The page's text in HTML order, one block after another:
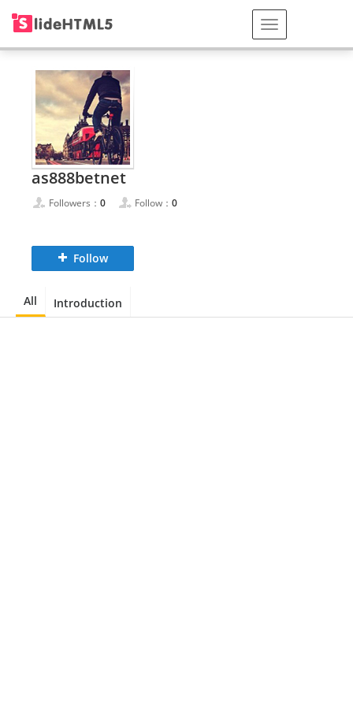
as888betnet
Followers： 0 Follow： 0
Follow
All Introduction